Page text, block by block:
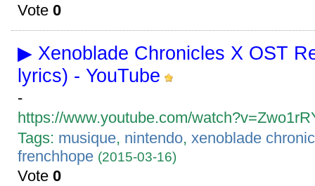
Vote0
▶ Xenoblade Chronicles X OST
lyrics) - YouTube
-
https://www.youtube.com/
Tags: musique, nintendo,xenoblade
frenchhope (2015-03-16)
Vote0